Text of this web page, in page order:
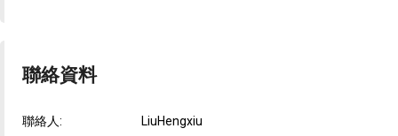
聯絡資料
聯絡人: LiuHengxiu